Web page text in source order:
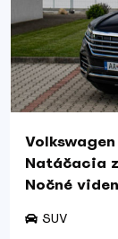
Natáčacia
Nočné
SUV